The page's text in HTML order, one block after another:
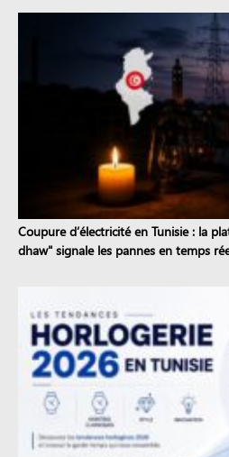
Coupure d’électricité en Tunisie : la
dhaw" signale les pannes en temps